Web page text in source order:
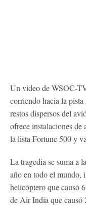
Un video de WSOC-
corriendo hacia la
restos dispersos del
ofrece instalaciones
la lista Fortune 500 y
La tragedia se suma a
año en todo el mundo,
helicóptero que causó
de Air India que causó